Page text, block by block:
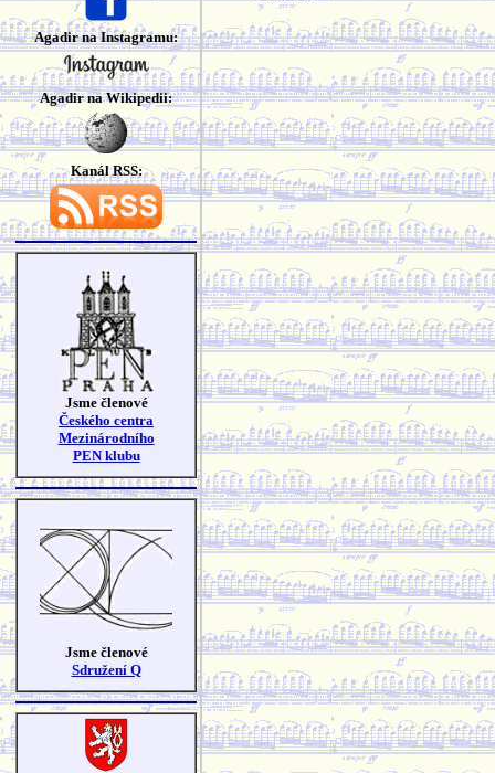
Agadir na Instagramu:
Agadir na Wikipedii:
Kanál RSS:
Jsme členové
Českého centra
Mezinárodního
PEN klubu
Jsme členové
Sdružení Q